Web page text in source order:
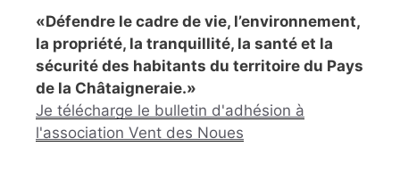
«Défendre le cadre de vie, l’environnement,
la propriété, la tranquillité, la santé et la
sécurité des habitants du territoire du Pays
de la Châtaigneraie.»
Je télécharge le bulletin d'adhésion à
l'association Vent des Noues